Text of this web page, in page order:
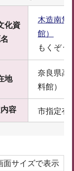
化資
木造南無
館）
もくぞう
地
奈良県高
料館）
容 市指定有
面サイズで表示